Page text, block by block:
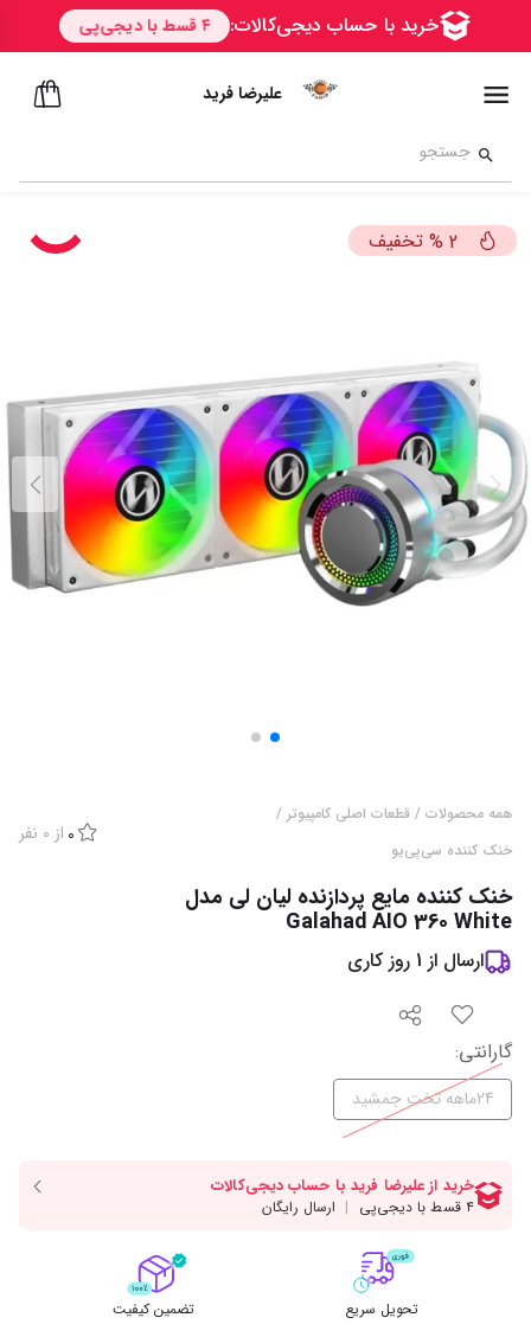
علیرضا فرید
2
% تخفیف
همه محصولات / قطعات اصلی کامپیوتر /
خنک کننده سی‌پی‌یو
0 از 0 نفر
خنک کننده مایع پردازنده لیان لی مدل
Galahad AIO 360 White
ارسال از 1 روز کاری
گارانتی:
24ماهه تخت جمشید
تحویل سریع تضمین کیفیت